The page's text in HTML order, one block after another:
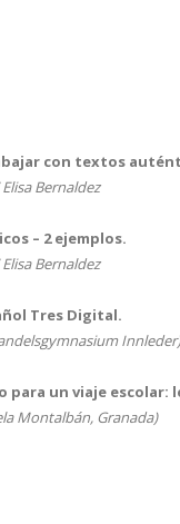
con textos
Bernaldez
– 2 ejemplos.
Bernaldez
Tres Digital.
Innleder)
para un viaje
Montalbán, Granada)